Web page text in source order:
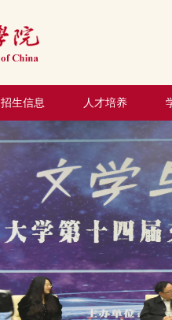
招生信息 人才培养